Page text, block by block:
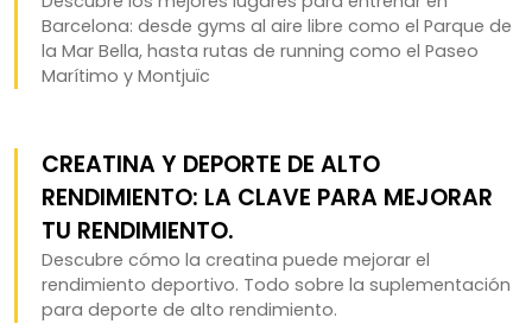
Barcelona: desde gyms al aire libre como el Parque de
la Mar Bella, hasta rutas de running como el Paseo
Marítimo y Montjuïc
CREATINA Y DEPORTE DE ALTO
RENDIMIENTO: LA CLAVE PARA MEJORAR
TU RENDIMIENTO.
Descubre cómo la creatina puede mejorar el
rendimiento deportivo. Todo sobre la suplementación
para deporte de alto rendimiento.